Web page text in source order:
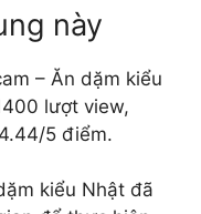
này
– Ăn dặm kiểu
lượt view,
5 điểm.
kiểu Nhật đã